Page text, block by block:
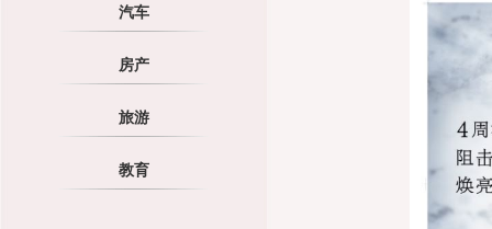
汽车
房产
旅游
教育